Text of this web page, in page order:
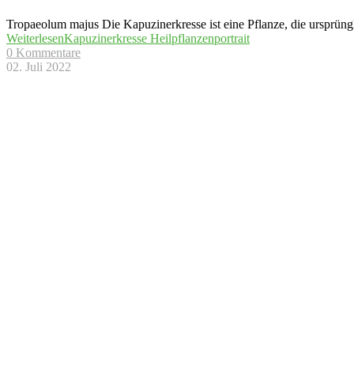
Tropaeolum majus Die Kapuzinerkresse ist eine Pflanze, die
WeiterlesenKapuzinerkresse Heilpflanzenportrait
0 Kommentare
02. Juli 2022